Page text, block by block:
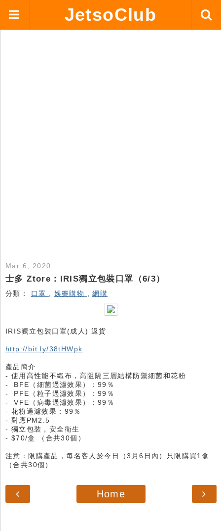
JetsoClub
Mar 6, 2020
士多 Ztore：IRIS獨立包裝口罩（6/3）
分類： 口罩 娛樂購物 ,網購
IRIS獨立包裝口罩(成人) 返貨
http://bit.ly/38tHWpk
產品簡介
- 使用高性能不織布，高阻隔三層結構防禦細菌和花粉
- BFE（細菌過濾效果）：99％
- PFE（粒子過濾效果）：99％
- VFE（病毒過濾效果）：99％
- 花粉過濾效果：99％
- 對應PM2.5
- 獨立包裝，安全衛生
- $70/盒 （合共30個）
注意：限購產品，每名客人於今日（3月6日內）只限購買1盒
（合共30個）
Home